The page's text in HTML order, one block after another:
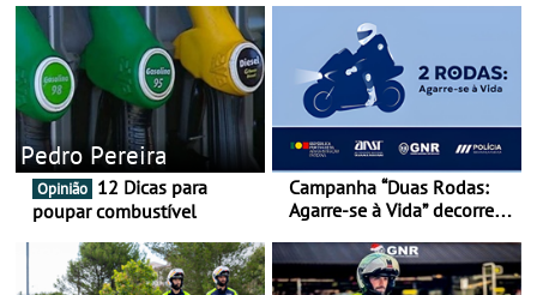
Pedro Pereira
Opinião
poupar combustível
Campanha “Duas Rodas:
Agarre-se à Vida” decorre